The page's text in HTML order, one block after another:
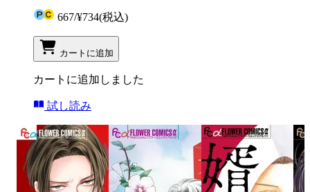
667/¥734(税込)
カートに追加
カートに追加しました
試し読み